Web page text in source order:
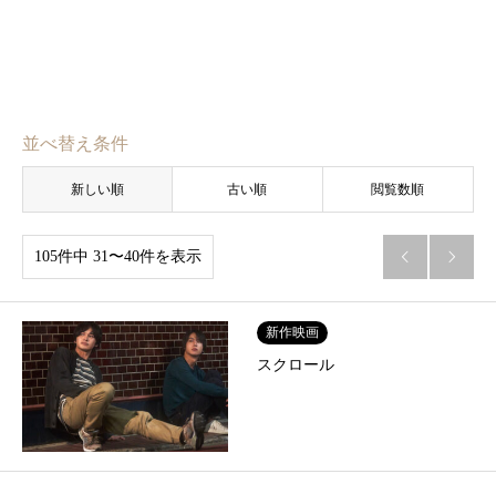
並べ替え条件
新しい順 古い順 閲覧数順
105件中 31〜40件を表示  
新作映画
スクロール